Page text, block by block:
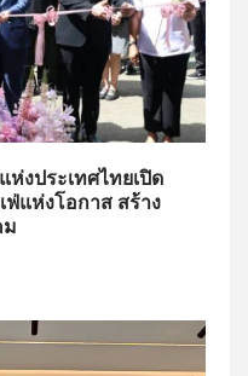
งประเทศไทยเปิด
ฟ่แห่งโอกาส สร้าง
ม